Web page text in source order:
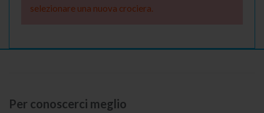
selezionare una nuova crociera.
Per conoscerci meglio